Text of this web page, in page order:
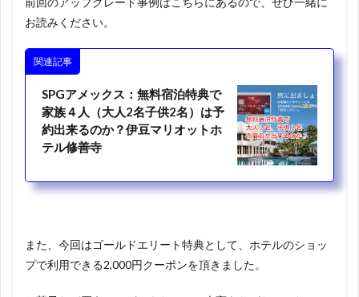
お読みください。
関連記事
SPGアメックス：無料宿泊特典で
家族４人（大人2名子供2名）は予
約出来るのか？伊豆マリオットホ
テル修善寺
また、今回はゴールドエリート特典として、ホテルのショッ
プで利用できる2,000円クーポンを頂きました。